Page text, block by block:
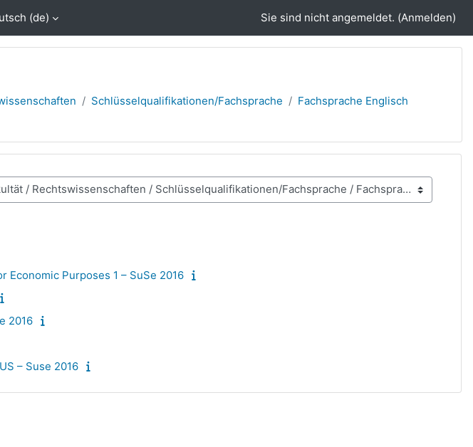
‎(de)‎ Sie sind nicht angemeldet. (Anmelden)
Schlüsselqualifikationen/Fachsprache
Fachsprache Englisch
Economic Purposes 1 – SuSe 2016
2016
– Suse 2016